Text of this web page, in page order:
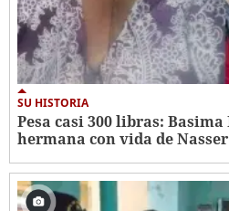
SU HISTORIA
Pesa casi 300 libras:
hermana con vida de Nasser